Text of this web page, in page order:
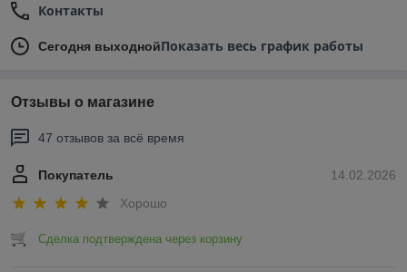
Контакты
Сегодня выходнойПоказать весь график работы
Отзывы о магазине
47 отзывов за всё время
14.02.2026
Покупатель
Хорошо
Сделка подтверждена через корзину